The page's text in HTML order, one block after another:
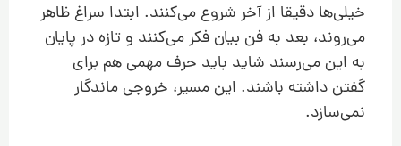
خیلی‌ها دقیقا از آخر شروع می‌کنند. ابتدا سراغ ظاهر
می‌روند، بعد به فن بیان فکر می‌کنند و تازه در پایان
به این می‌رسند شاید باید حرف مهمی هم برای
گفتن داشته باشند. این مسیر، خروجی ماندگار
نمی‌سازد.